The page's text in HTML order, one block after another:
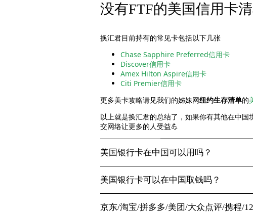
没有FTF的美国信用卡
换汇君目前持有的常见卡包括以下几张
Chase Sapphire Preferred信用卡
Discover信用卡
Amex Hilton Aspire信用卡
Citi Premier信用卡
更多美卡攻略请见我们的姊妹网纽约生存清单的
以上就是换汇君的总结了，如果你有其他在中
交网络让更多的人受益💪
美国银行卡在中国可以用吗？
美国银行卡可以在中国取钱吗？
京东/淘宝/拼多多/美团/大众点评/携程/